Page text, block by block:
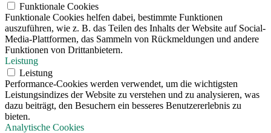
Funktionale Cookies
Funktionale Cookies helfen dabei, bestimmte Funktionen
auszuführen, wie z. B. das Teilen des Inhalts der Website auf Social-
Media-Plattformen, das Sammeln von Rückmeldungen und andere
Funktionen von Drittanbietern.
Leistung
Leistung
Performance-Cookies werden verwendet, um die wichtigsten
Leistungsindizes der Website zu verstehen und zu analysieren, was
dazu beiträgt, den Besuchern ein besseres Benutzererlebnis zu
bieten.
Analytische Cookies